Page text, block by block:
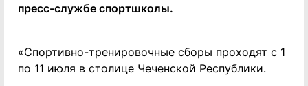
пресс-службе спортшколы.
«Спортивно-тренировочные сборы проходят с 1
по 11 июля в столице Чеченской Республики.